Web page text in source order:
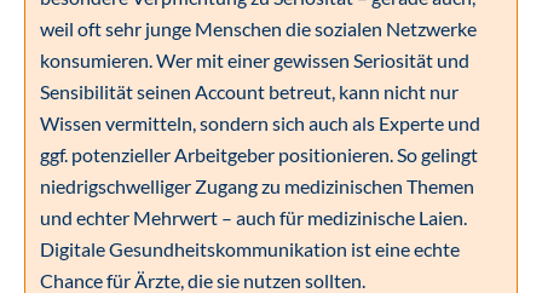
weil oft sehr junge Menschen die sozialen Netzwerke
konsumieren. Wer mit einer gewissen Seriosität und
Sensibilität seinen Account betreut, kann nicht nur
Wissen vermitteln, sondern sich auch als Experte und
ggf. potenzieller Arbeitgeber positionieren. So gelingt
niedrigschwelliger Zugang zu medizinischen Themen
und echter Mehrwert – auch für medizinische Laien.
Digitale Gesundheitskommunikation ist eine echte
Chance für Ärzte, die sie nutzen sollten.